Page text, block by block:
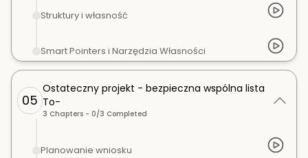
Struktury i własność
Smart Pointers i Narzędzia Własności
05
Ostateczny projekt - bezpieczna wspólna lista
To-
3 Chapters - 0/3 Completed
Planowanie wniosku